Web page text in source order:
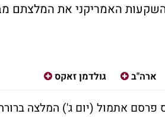
האמריקני את המלצתם
ארה"ב גולדמן זאקס
פרסם אתמול (יום ג') המלצה